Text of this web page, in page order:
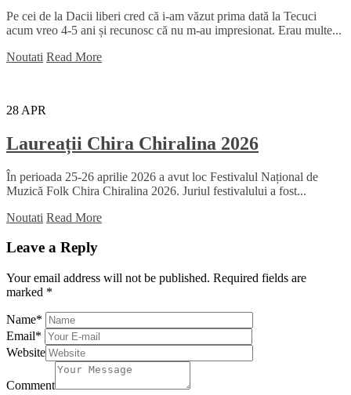
Pe cei de la Dacii liberi cred că i-am văzut prima dată la Tecuci
acum vreo 4-5 ani și recunosc că nu m-au impresionat. Erau multe...
Noutati Read More
28 APR
Laureații Chira Chiralina 2026
În perioada 25-26 aprilie 2026 a avut loc Festivalul Național de
Muzică Folk Chira Chiralina 2026. Juriul festivalului a fost...
Noutati Read More
Leave a Reply
Your email address will not be published. Required fields are
marked *
Name*
Email*
Website
Comment